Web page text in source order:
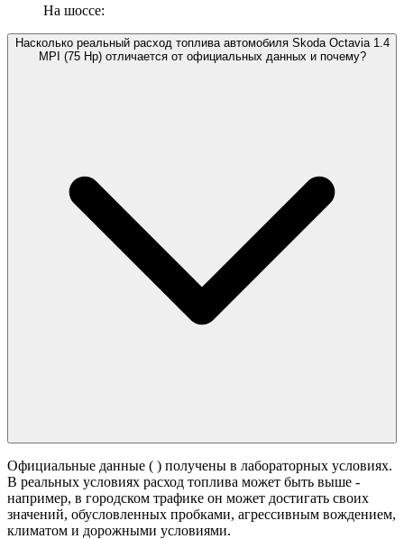
На шоссе:
Насколько реальный расход топлива автомобиля Skoda Octavia 1.4
MPI (75 Hp) отличается от официальных данных и почему?
Официальные данные ( ) получены в лабораторных условиях.
В реальных условиях расход топлива может быть выше -
например, в городском трафике он может достигать своих
значений, обусловленных пробками, агрессивным вождением,
климатом и дорожными условиями.